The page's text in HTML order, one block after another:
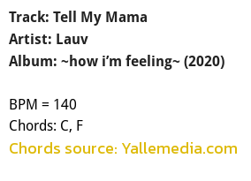
Track: Tell My Mama
Artist: Lauv
Album: ~how i’m feeling~ (2020)
BPM = 140
Chords: C, F
Chords source: Yallemedia.com